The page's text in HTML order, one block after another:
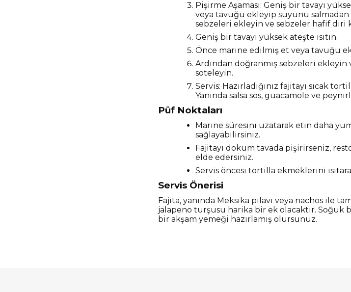
Pişirme Aşaması: Geniş bir tavayı
veya tavuğu ekleyip suyunu salmadan
sebzeleri ekleyin ve sebzeler hafif diri
Geniş bir tavayı yüksek ateşte ısıtın.
Önce marine edilmiş et veya tavuğu
Ardından doğranmış sebzeleri
soteleyin.
Servis: Hazırladığınız fajitayı sıcak
Yanında salsa sos, guacamole ve
Püf Noktaları
Marine süresini uzatarak etin daha
sağlayabilirsiniz.
Fajitayı döküm tavada pişirirseniz,
elde edersiniz.
Servis öncesi tortilla ekmeklerini
Servis Önerisi
Fajita, yanında Meksika pilavı veya nachos ile
jalapeno turşusu harika bir ek olacaktır. Soğuk
bir akşam yemeği hazırlamış olursunuz.